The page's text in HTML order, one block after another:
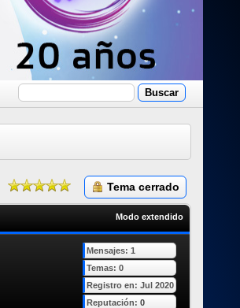
Tema cerrado
Modo extendido
Mensajes: 1
Temas: 0
Registro en: Jul 2020
Reputación: 0